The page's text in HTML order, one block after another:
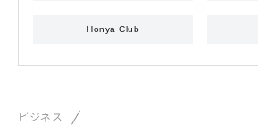
Honya Club
ビジネス